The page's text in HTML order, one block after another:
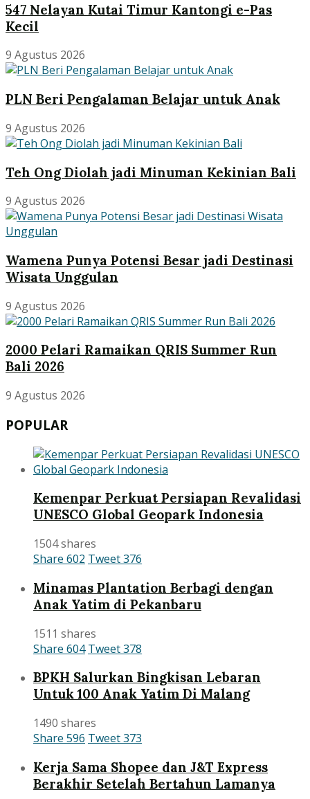
547 Nelayan Kutai Timur Kantongi e-Pas
Kecil
9 Agustus 2026
PLN Beri Pengalaman Belajar untuk Anak
9 Agustus 2026
Teh Ong Diolah jadi Minuman Kekinian Bali
9 Agustus 2026
Wamena Punya Potensi Besar jadi Destinasi
Wisata Unggulan
9 Agustus 2026
2000 Pelari Ramaikan QRIS Summer Run
Bali 2026
9 Agustus 2026
POPULAR
Kemenpar Perkuat Persiapan Revalidasi
UNESCO Global Geopark Indonesia
1504 shares
Share 602 Tweet376
Minamas Plantation Berbagi dengan
Anak Yatim di Pekanbaru
1511 shares
Share 604 Tweet378
BPKH Salurkan Bingkisan Lebaran
Untuk 100 Anak Yatim Di Malang
1490 shares
Share 596 Tweet373
Kerja Sama Shopee dan J&T Express
Berakhir Setelah Bertahun Lamanya